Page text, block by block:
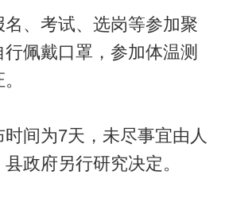
名、考试、选岗等参加聚
佩戴口罩，参加体温测
间为7天，未尽事宜由人
政府另行研究决定。